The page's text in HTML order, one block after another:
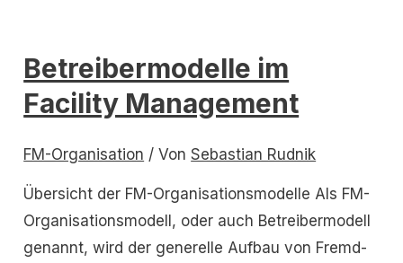
Betreibermodelle im
Facility Management
FM-Organisation / VonSebastian Rudnik
Übersicht der FM-Organisationsmodelle Als FM-
Organisationsmodell, oder auch Betreibermodell
genannt, wird der generelle Aufbau von Fremd-